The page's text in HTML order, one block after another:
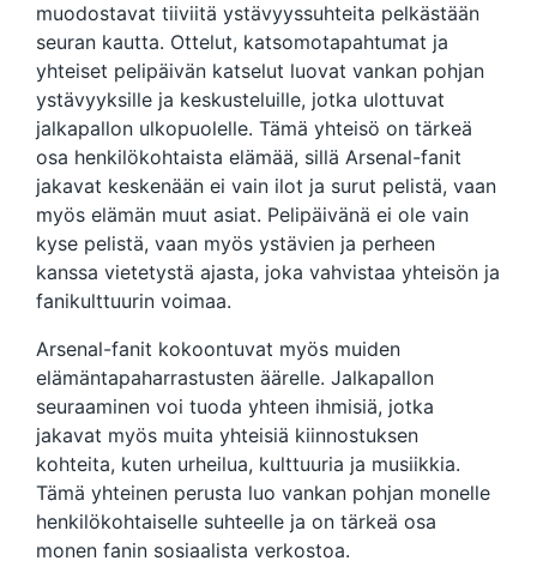
muodostavat tiiviitä ystävyyssuhteita pelkästään
seuran kautta. Ottelut, katsomotapahtumat ja
yhteiset pelipäivän katselut luovat vankan pohjan
ystävyyksille ja keskusteluille, jotka ulottuvat
jalkapallon ulkopuolelle. Tämä yhteisö on tärkeä
osa henkilökohtaista elämää, sillä Arsenal-fanit
jakavat keskenään ei vain ilot ja surut pelistä, vaan
myös elämän muut asiat. Pelipäivänä ei ole vain
kyse pelistä, vaan myös ystävien ja perheen
kanssa vietetystä ajasta, joka vahvistaa yhteisön ja
fanikulttuurin voimaa.
Arsenal-fanit kokoontuvat myös muiden
elämäntapaharrastusten äärelle. Jalkapallon
seuraaminen voi tuoda yhteen ihmisiä, jotka
jakavat myös muita yhteisiä kiinnostuksen
kohteita, kuten urheilua, kulttuuria ja musiikkia.
Tämä yhteinen perusta luo vankan pohjan monelle
henkilökohtaiselle suhteelle ja on tärkeä osa
monen fanin sosiaalista verkostoa.